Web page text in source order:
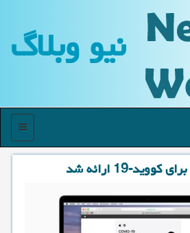
نیو وبلاگ
منو
19 ارائه شد